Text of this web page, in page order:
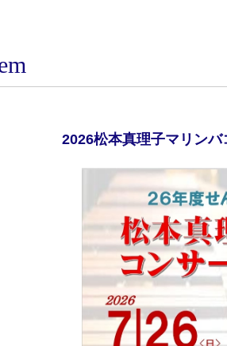
2026松本真理子マリン